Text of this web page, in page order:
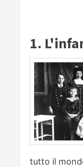
1.
tutto il